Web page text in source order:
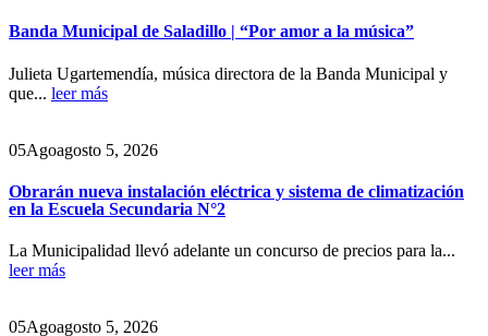
Banda Municipal de Saladillo | “Por amor a la música”
Julieta Ugartemendía, música directora de la Banda Municipal y
que... leer más
05Agoagosto 5, 2026
Obrarán nueva instalación eléctrica y sistema de climatización
en la Escuela Secundaria N°2
La Municipalidad llevó adelante un concurso de precios para la...
leer más
05Agoagosto 5, 2026